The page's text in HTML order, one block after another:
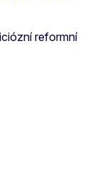
reformní